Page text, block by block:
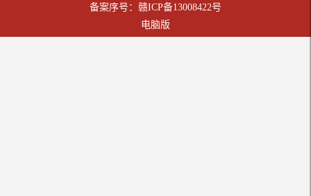
备案序号：赣ICP备13008422号
电脑版